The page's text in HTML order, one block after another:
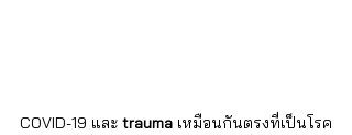
COVID-19 และ trauma เหมือนกันตรงที่เป็นโรค